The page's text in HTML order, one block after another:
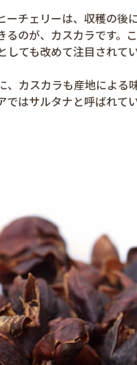
チェリーは、収穫の
のが、カスカラです。
ても改めて注目されてい
カスカラも産地によ
はサルタナと呼ばれてい